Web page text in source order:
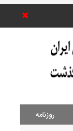
روزنامه